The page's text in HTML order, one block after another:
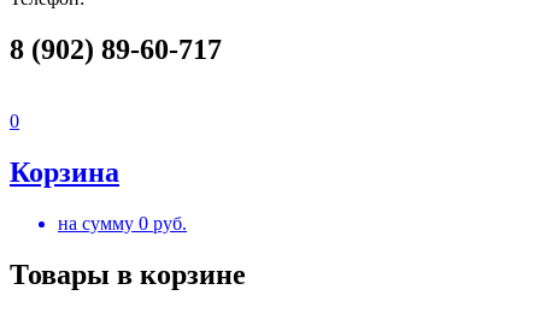
8 (902) 89-60-717
0
Корзина
на сумму 0 руб.
Товары в корзине